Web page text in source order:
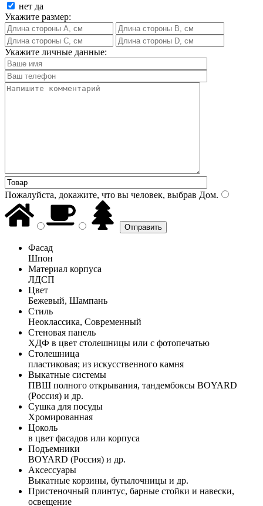
нет да
Укажите размер:
Укажите личные данные:
Пожалуйста, докажите, что вы человек, выбрав Дом.
Фасад
Шпон
Материал корпуса
ЛДСП
Цвет
Бежевый, Шампань
Стиль
Неоклассика, Современный
Стеновая панель
ХДФ в цвет столешницы или с фотопечатью
Столешница
пластиковая; из искусственного камня
Выкатные системы
ПВШ полного открывания, тандембоксы BOYARD
(Россия) и др.
Сушка для посуды
Хромированная
Цоколь
в цвет фасадов или корпуса
Подъемники
BOYARD (Россия) и др.
Аксессуары
Выкатные корзины, бутылочницы и др.
Пристеночный плинтус, барные стойки и навески,
освещение